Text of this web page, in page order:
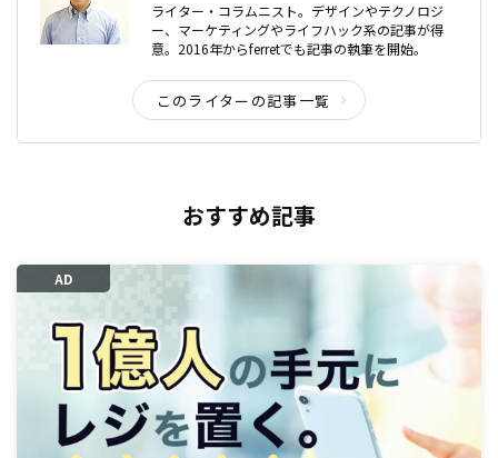
ライター・コラムニスト。デザインやテクノロジ
ー、マーケティングやライフハック系の記事が得
意。2016年からferretでも記事の執筆を開始。
このライターの記事一覧
おすすめ記事
AD